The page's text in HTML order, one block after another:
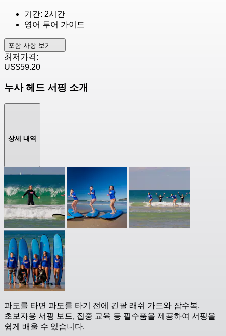
기간: 2시간
영어 투어 가이드
포함 사항 보기
최저가격:
US$59.20
누사 헤드 서핑 소개
상세 내역
파도를 타면 파도를 타기 전에 긴팔 래쉬 가드와 잠수복,
초보자용 서핑 보드, 집중 교육 등 필수품을 제공하여 서핑을
쉽게 배울 수 있습니다.